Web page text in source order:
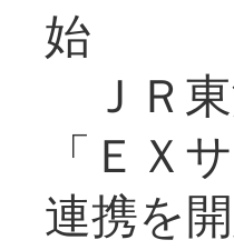
始
ＪＲ
「ＥＸ
連携を